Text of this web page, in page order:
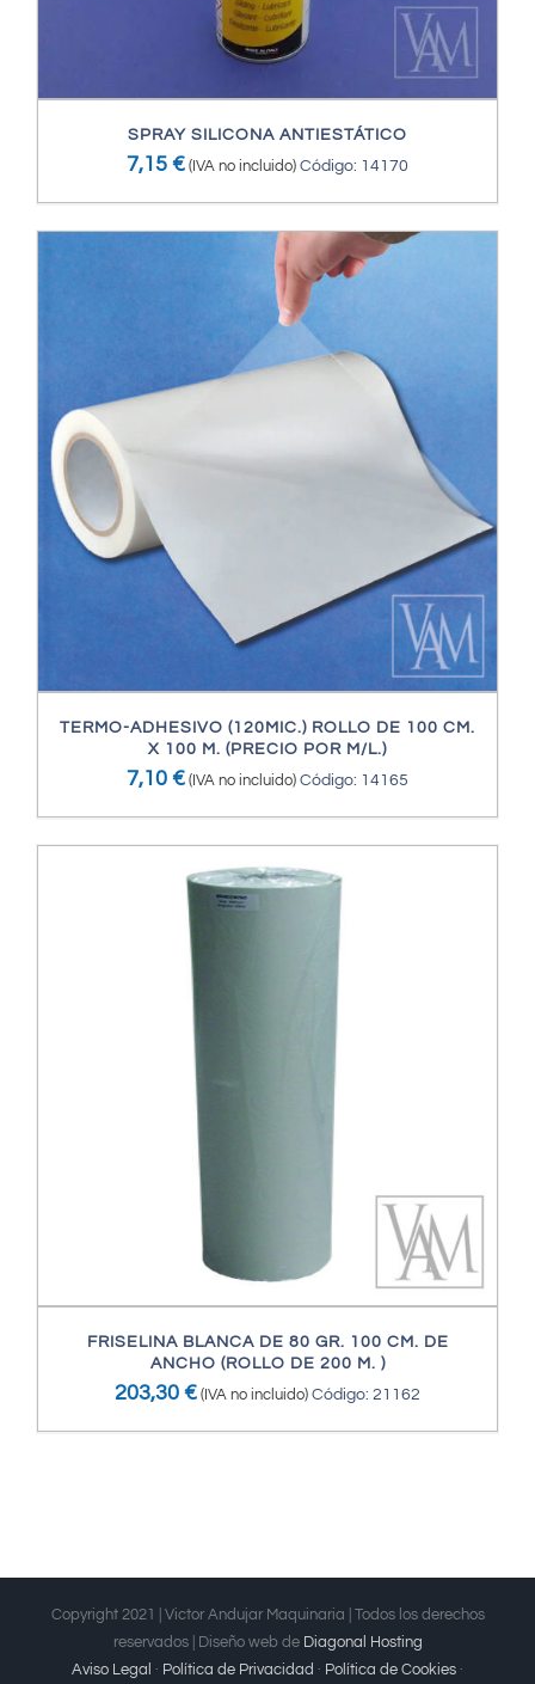
SPRAY SILICONA ANTIESTÁTICO
7,15 € (IVA no incluido) Código: 14170
TERMO-ADHESIVO (120MIC.) ROLLO DE 100 CM.
X 100 M. (PRECIO POR M/L.)
7,10 € (IVA no incluido) Código: 14165
FRISELINA BLANCA DE 80 GR. 100 CM. DE
ANCHO (ROLLO DE 200 M. )
203,30 € (IVA no incluido) Código: 21162
Copyright 2021 | Victor Andujar Maquinaria | Todos los derechos
reservados | Diseño web de Diagonal Hosting
Aviso Legal · Política de Privacidad · Política de Cookies ·